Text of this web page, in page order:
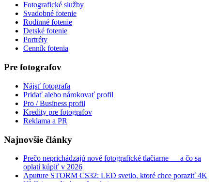
Fotografické služby
Svadobné fotenie
Rodinné fotenie
Detské fotenie
Portréty
Cenník fotenia
Pre fotografov
Nájsť fotografa
Pridať alebo nárokovať profil
Pro / Business profil
Kredity pre fotografov
Reklama a PR
Najnovšie články
Prečo neprichádzajú nové fotografické tlačiarne — a čo sa
oplatí kúpiť v 2026
Aputure STORM CS32: LED svetlo, ktoré chce poraziť 4K